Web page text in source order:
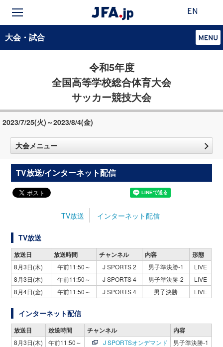
EN
大会・試合
令和5年度
全国高等学校総合体育大会
サッカー競技大会
2023/7/25(火)～2023/8/4(金)
大会メニュー
TV放送/インターネット配信
TV放送 インターネット配信
TV放送
放送日 放送時間 チャンネル 内容 形態
8月3日(木) 午前11:50～ J SPORTS 2 男子準決勝-1
LIVE
8月3日(木)
午前11:50～ J SPORTS 4 男子準決勝-2
LIVE
8月4日(金)
午前11:50～ J SPORTS 4 男子決勝 LIVE
インターネット配信
放送日 放送時間 チャンネル 内容
8月3日(木) 午前11:50～ J SPORTSオンデマンド 男子準決勝-1